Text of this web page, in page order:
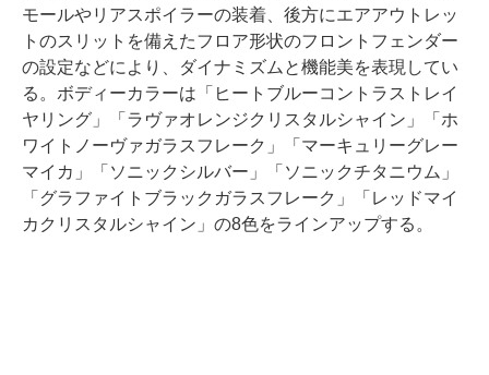
モールやリアスポイラーの装着、後方にエアアウトレッ
トのスリットを備えたフロア形状のフロントフェンダー
の設定などにより、ダイナミズムと機能美を表現してい
る。ボディーカラーは「ヒートブルーコントラストレイ
ヤリング」「ラヴァオレンジクリスタルシャイン」「ホ
ワイトノーヴァガラスフレーク」「マーキュリーグレー
マイカ」「ソニックシルバー」「ソニックチタニウム」
「グラファイトブラックガラスフレーク」「レッドマイ
カクリスタルシャイン」の8色をラインアップする。